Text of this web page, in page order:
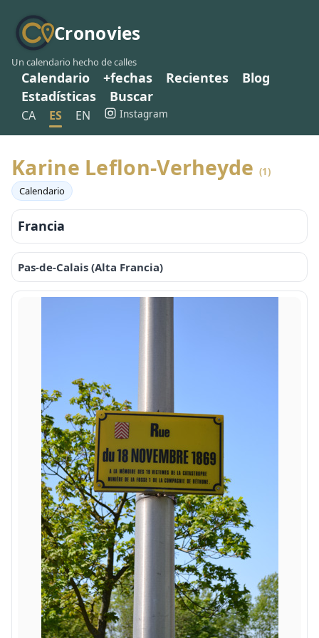
Cronovies
Un calendario hecho de calles
Calendario +fechas Recientes
Blog
Estadísticas
Buscar
CA ES EN Instagram
Karine Leflon-Verheyde (1)
Calendario
Francia
Pas-de-Calais (Alta Francia)